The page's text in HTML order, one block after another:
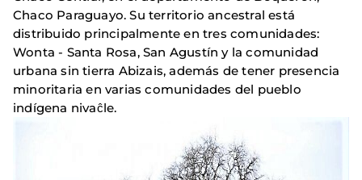
Chaco Paraguayo. Su territorio ancestral está
distribuido principalmente en tres comunidades:
Wonta - Santa Rosa, San Agustín y la comunidad
urbana sin tierra Abizais, además de tener presencia
minoritaria en varias comunidades del pueblo
indígena nivaĉle.